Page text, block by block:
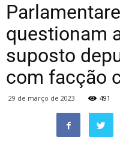
questionam
suposto
com facção
29 de março de 2023 491